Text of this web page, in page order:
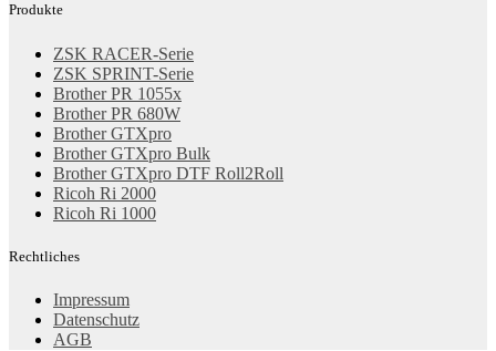
Produkte
ZSK RACER-Serie
ZSK SPRINT-Serie
Brother PR 1055x
Brother PR 680W
Brother GTXpro
Brother GTXpro Bulk
Brother GTXpro DTF Roll2Roll
Ricoh Ri 2000
Ricoh Ri 1000
Rechtliches
Impressum
Datenschutz
AGB